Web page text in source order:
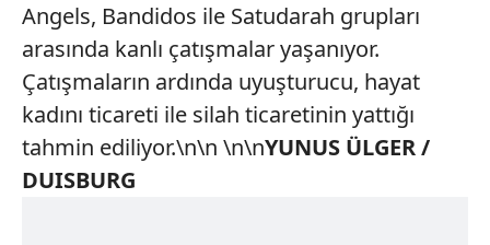
Angels, Bandidos ile Satudarah grupları
arasında kanlı çatışmalar yaşanıyor.
Çatışmaların ardında uyuşturucu, hayat
kadını ticareti ile silah ticaretinin yattığı
tahmin ediliyor.\n\n \n\nYUNUS ÜLGER /
DUISBURG